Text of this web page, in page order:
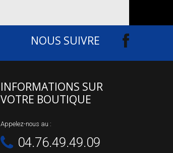
NOUS SUIVRE
INFORMATIONS SUR
VOTRE BOUTIQUE
Appelez-nous au :
04.76.49.49.09